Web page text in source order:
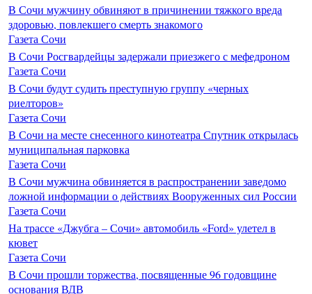
В Сочи мужчину обвиняют в причинении тяжкого вреда
здоровью, повлекшего смерть знакомого
Газета Сочи
В Сочи Росгвардейцы задержали приезжего с мефедроном
Газета Сочи
В Сочи будут судить преступную группу «черных
риелторов»
Газета Сочи
В Сочи на месте снесенного кинотеатра Спутник открылась
муниципальная парковка
Газета Сочи
В Сочи мужчина обвиняется в распространении заведомо
ложной информации о действиях Вооруженных сил России
Газета Сочи
На трассе «Джубга – Сочи» автомобиль «Ford» улетел в
кювет
Газета Сочи
В Сочи прошли торжества, посвященные 96 годовщине
основания ВДВ